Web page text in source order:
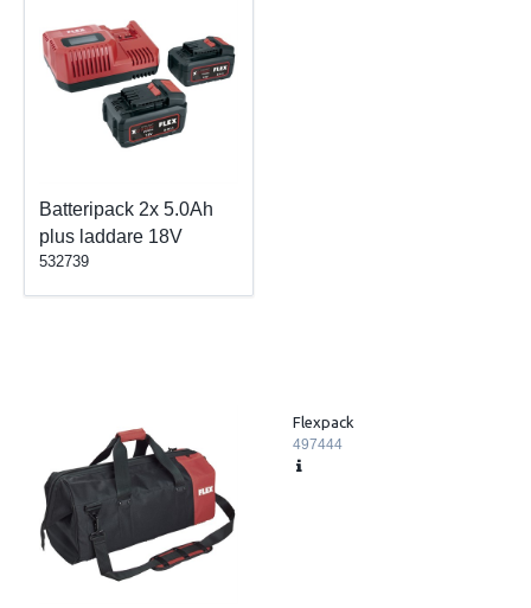
Batteripack 2x 5.0Ah
plus laddare 18V
532739
Flexpack
497444